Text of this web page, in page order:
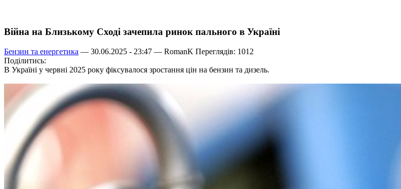
Війна на Близькому Сході зачепила ринок пального в Україні
Бензин та енергетика — 30.06.2025 - 23:47 — RomanK Переглядів: 1012
Поділитись:
В Україні у червні 2025 року фіксувалося зростання цін на бензин та дизель.